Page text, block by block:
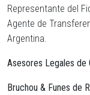
Representante del
Agente de
Argentina.
Asesores Legales de
Bruchou & Funes de